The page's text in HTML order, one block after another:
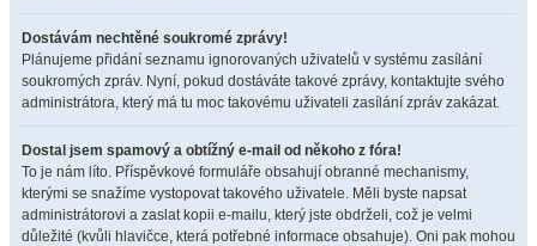
Dostávám nechtěné soukromé zprávy!
Plánujeme přidání seznamu ignorovaných uživatelů v systému zasílání
soukromých zpráv. Nyní, pokud dostáváte takové zprávy, kontaktujte svého
administrátora, který má tu moc takovému uživateli zasílání zpráv zakázat.
Dostal jsem spamový a obtížný e-mail od někoho z fóra!
To je nám líto. Příspěvkové formuláře obsahují obranné mechanismy,
kterými se snažíme vystopovat takového uživatele. Měli byste napsat
administrátorovi a zaslat kopii e-mailu, který jste obdrželi, což je velmi
důležité (kvůli hlavičce, která potřebné informace obsahuje). Oni pak mohou